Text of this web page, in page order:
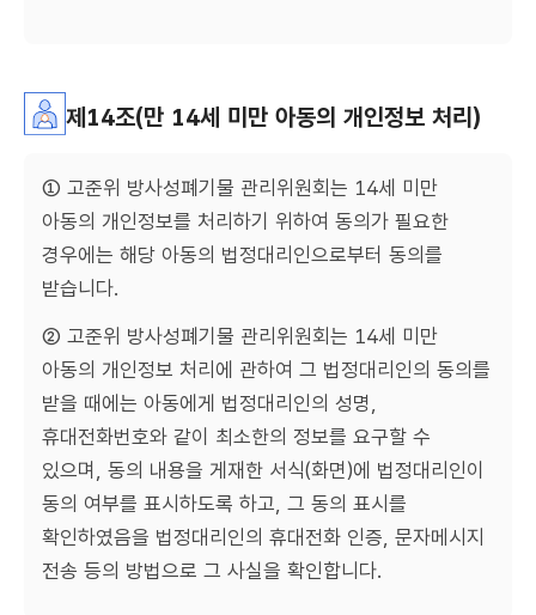
제14조(만 14세 미만 아동의 개인정보 처리)
① 고준위 방사성폐기물 관리위원회는 14세 미만
아동의 개인정보를 처리하기 위하여 동의가 필요한
경우에는 해당 아동의 법정대리인으로부터 동의를
받습니다.
② 고준위 방사성폐기물 관리위원회는 14세 미만
아동의 개인정보 처리에 관하여 그 법정대리인의 동의를
받을 때에는 아동에게 법정대리인의 성명,
휴대전화번호와 같이 최소한의 정보를 요구할 수
있으며, 동의 내용을 게재한 서식(화면)에 법정대리인이
동의 여부를 표시하도록 하고, 그 동의 표시를
확인하였음을 법정대리인의 휴대전화 인증, 문자메시지
전송 등의 방법으로 그 사실을 확인합니다.